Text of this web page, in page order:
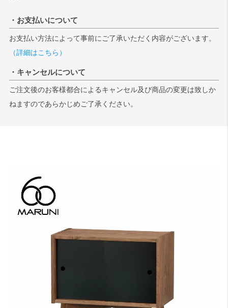
・お支払いについて
お支払い方法によって事前にご了承いただく内容がございます。
（詳細はこちら）
・キャンセルについて
ご注文後のお客様都合によるキャンセル及び商品の変更は致しか
ねますのであらかじめご了承ください。